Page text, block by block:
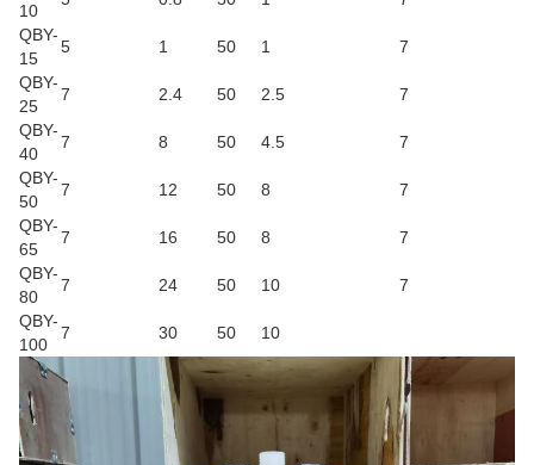
10
QBY-
15
5 1 50 1
7
QBY-
25
7 2.4 50 2.5
7
QBY-
40
7 8 50 4.5
7
QBY-
50
7 12 50 8
7
QBY-
65
7 16 50 8
7
QBY-
80
7 24 50 10
7
QBY-
100
7 30 50 10